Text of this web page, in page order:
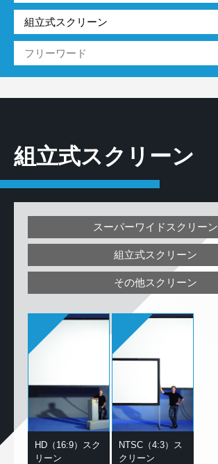
組立式スクリーン
スーパーワイドスクリーン
組立式スクリーン
その他スクリーン
HD（16:9）スク
リーン
NTSC（4:3）ス
クリーン